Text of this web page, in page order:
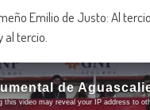
Emilio de Justo: Al
al tercio.